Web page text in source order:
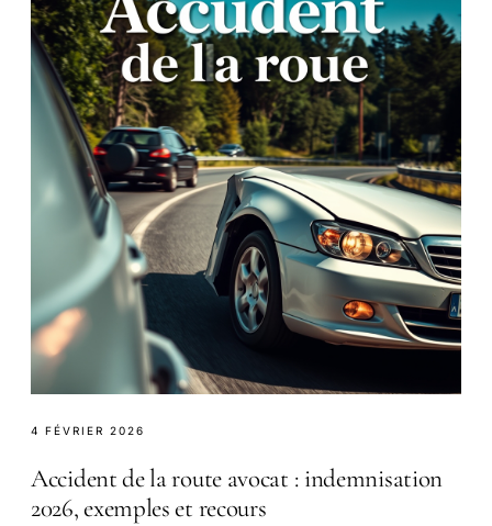
4 FÉVRIER 2026
Accident de la route avocat : indemnisation
2026, exemples et recours